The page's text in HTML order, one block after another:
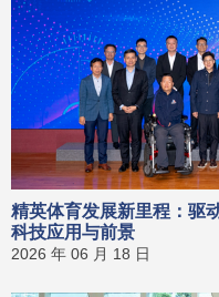
精英体育发展新里程：驱
科技应用与前景
2026 年 06 月 18 日